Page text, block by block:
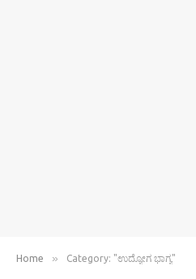
Home » Category: "ಉದ್ಯೋಗ ಭಾಗ್ಯ"